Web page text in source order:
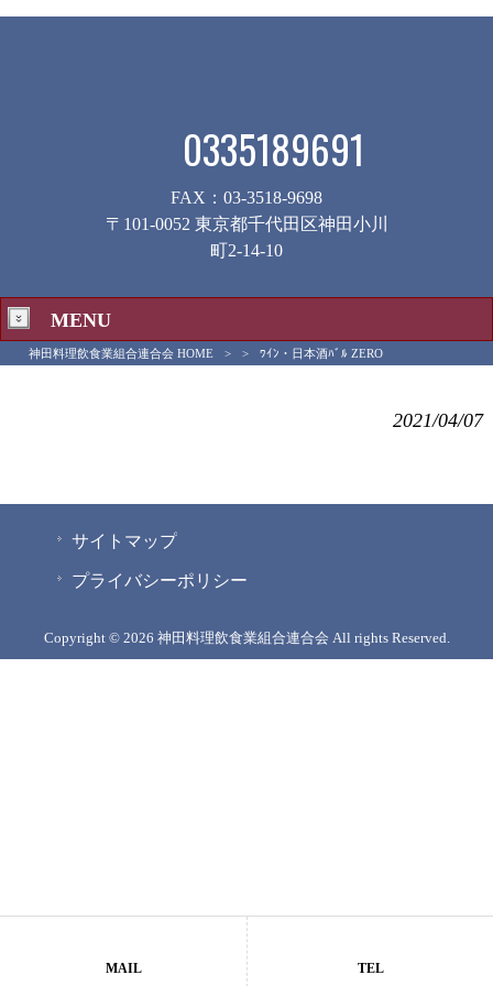
0335189691
FAX：03-3518-9698
〒101-0052 東京都千代田区神田小川
町2-14-10
MENU
神田料理飲食業組合連合会 HOME > > ﾜｲﾝ・日本酒ﾊﾞﾙ ZERO
2021/04/07
サイトマップ
プライバシーポリシー
Copyright © 2026 神田料理飲食業組合連合会 All rights Reserved.
MAIL TEL